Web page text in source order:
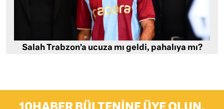
Salah Trabzon’a ucuza mı geldi, pahalıya mı?